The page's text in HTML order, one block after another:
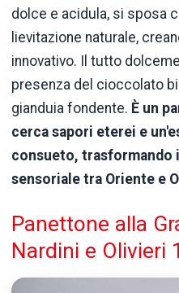
dolce e acidula, si sposa
lievitazione naturale,
innovativo. Il tutto
presenza del cioccolato
gianduia fondente. È un
cerca sapori eterei e
consueto, trasformando
sensoriale tra Oriente e
Panettone alla
Nardini e Olivieri